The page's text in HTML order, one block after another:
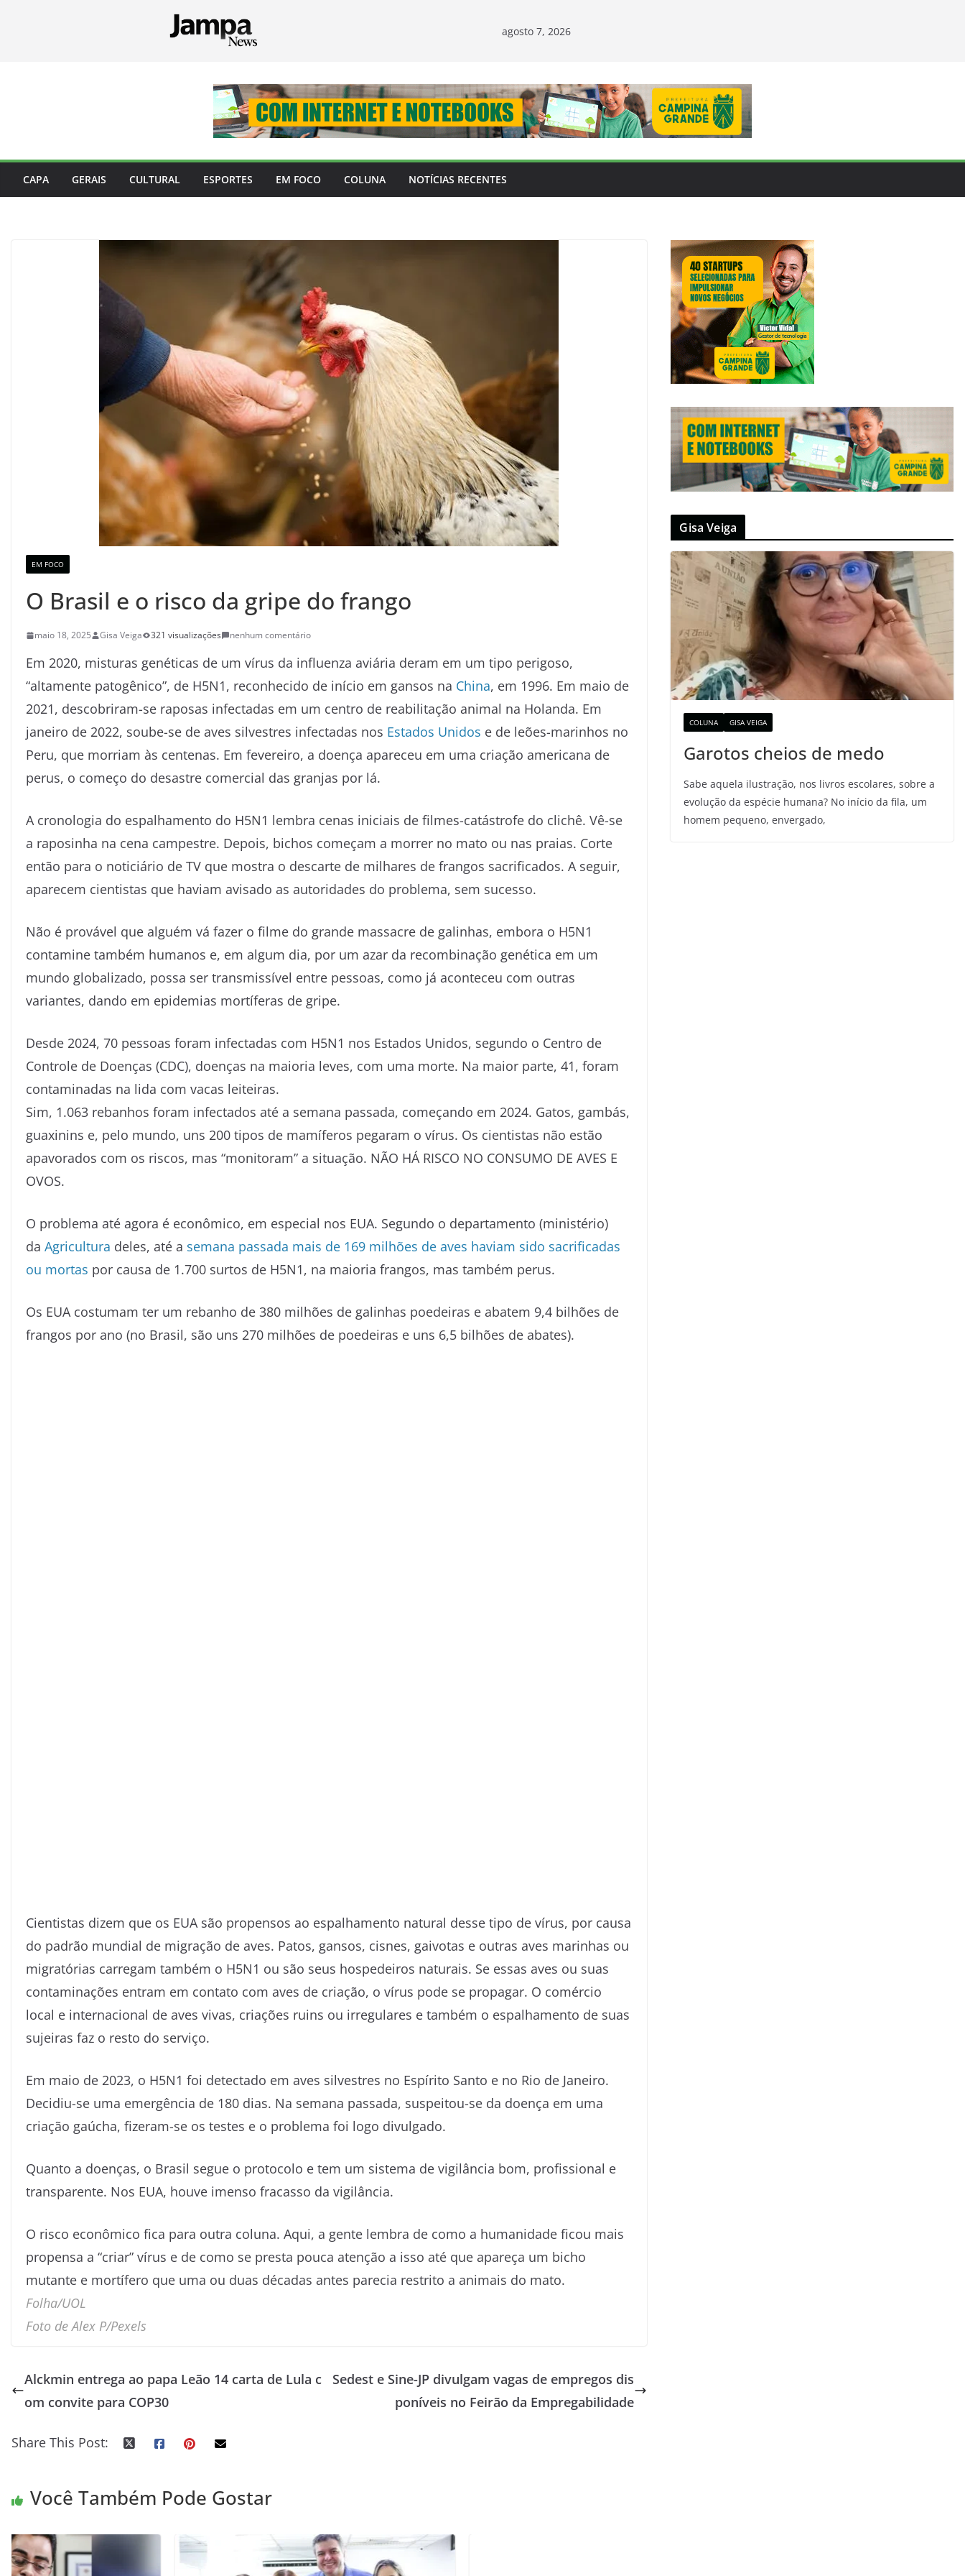
agosto 7, 2026
CAPA GERAIS CULTURAL ESPORTES EM FOCO COLUNA NOTÍCIAS RECENTES
EM FOCO
O Brasil e o risco da gripe do frango
maio 18, 2025 Gisa Veiga 321 visualizações nenhum comentário
Em 2020, misturas genéticas de um vírus da influenza aviária deram em um tipo perigoso,
“altamente patogênico”, de H5N1, reconhecido de início em gansos na China, em 1996. Em maio de
2021, descobriram-se raposas infectadas em um centro de reabilitação animal na Holanda. Em
janeiro de 2022, soube-se de aves silvestres infectadas nos Estados Unidos e de leões-marinhos no
Peru, que morriam às centenas. Em fevereiro, a doença apareceu em uma criação americana de
perus, o começo do desastre comercial das granjas por lá.
A cronologia do espalhamento do H5N1 lembra cenas iniciais de filmes-catástrofe do clichê. Vê-se
a raposinha na cena campestre. Depois, bichos começam a morrer no mato ou nas praias. Corte
então para o noticiário de TV que mostra o descarte de milhares de frangos sacrificados. A seguir,
aparecem cientistas que haviam avisado as autoridades do problema, sem sucesso.
Não é provável que alguém vá fazer o filme do grande massacre de galinhas, embora o H5N1
contamine também humanos e, em algum dia, por um azar da recombinação genética em um
mundo globalizado, possa ser transmissível entre pessoas, como já aconteceu com outras
variantes, dando em epidemias mortíferas de gripe.
Desde 2024, 70 pessoas foram infectadas com H5N1 nos Estados Unidos, segundo o Centro de
Controle de Doenças (CDC), doenças na maioria leves, com uma morte. Na maior parte, 41, foram
contaminadas na lida com vacas leiteiras.
Sim, 1.063 rebanhos foram infectados até a semana passada, começando em 2024. Gatos, gambás,
guaxinins e, pelo mundo, uns 200 tipos de mamíferos pegaram o vírus. Os cientistas não estão
apavorados com os riscos, mas “monitoram” a situação. NÃO HÁ RISCO NO CONSUMO DE AVES E
OVOS.
O problema até agora é econômico, em especial nos EUA. Segundo o departamento (ministério)
da Agricultura deles, até a semana passada mais de 169 milhões de aves haviam sido sacrificadas
ou mortas por causa de 1.700 surtos de H5N1, na maioria frangos, mas também perus.
Os EUA costumam ter um rebanho de 380 milhões de galinhas poedeiras e abatem 9,4 bilhões de
frangos por ano (no Brasil, são uns 270 milhões de poedeiras e uns 6,5 bilhões de abates).
Cientistas dizem que os EUA são propensos ao espalhamento natural desse tipo de vírus, por causa
do padrão mundial de migração de aves. Patos, gansos, cisnes, gaivotas e outras aves marinhas ou
migratórias carregam também o H5N1 ou são seus hospedeiros naturais. Se essas aves ou suas
contaminações entram em contato com aves de criação, o vírus pode se propagar. O comércio
local e internacional de aves vivas, criações ruins ou irregulares e também o espalhamento de suas
sujeiras faz o resto do serviço.
Em maio de 2023, o H5N1 foi detectado em aves silvestres no Espírito Santo e no Rio de Janeiro.
Decidiu-se uma emergência de 180 dias. Na semana passada, suspeitou-se da doença em uma
criação gaúcha, fizeram-se os testes e o problema foi logo divulgado.
Quanto a doenças, o Brasil segue o protocolo e tem um sistema de vigilância bom, profissional e
transparente. Nos EUA, houve imenso fracasso da vigilância.
O risco econômico fica para outra coluna. Aqui, a gente lembra de como a humanidade ficou mais
propensa a “criar” vírus e de como se presta pouca atenção a isso até que apareça um bicho
mutante e mortífero que uma ou duas décadas antes parecia restrito a animais do mato.
Folha/UOL
Foto de Alex P/Pexels
Alckmin entrega ao papa Leão 14 carta de Lula c
om convite para COP30
Sedest e Sine-JP divulgam vagas de empregos dis
poníveis no Feirão da Empregabilidade
Share This Post:
Você Também Pode Gostar
Gisa Veiga
COLUNA GISA VEIGA
Garotos cheios de medo
Sabe aquela ilustração, nos livros escolares, sobre a
evolução da espécie humana? No início da fila, um
homem pequeno, envergado,